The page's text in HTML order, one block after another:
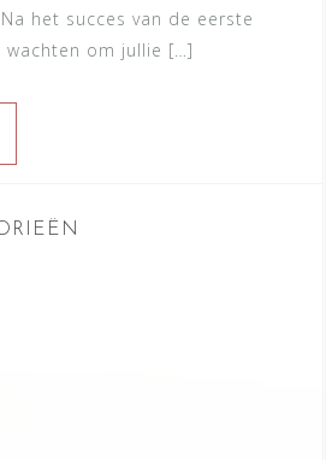
het succes van de eerste
wachten om jullie […]